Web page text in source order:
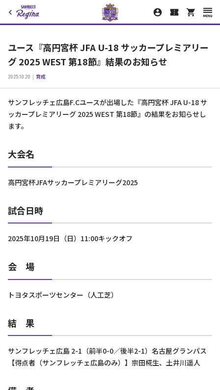
ユース『高円宮杯 JFA U-18 サッカープレミアリー
グ 2025 WEST 第18節』結果のお知らせ
2025.10.20 育成
サンフレッチェ広島F.Cユースが出場した『高円宮杯 JFA U-18 サ
ッカープレミアリーグ 2025 WEST 第18節』の結果をお知らせし
ます。
大会名
高円宮杯JFAサッカープレミアリーグ2025
試合日時
2025年10月19日（日）11:00キックオフ
会 場
トヨタスポーツセンター（人工芝）
結 果
サンフレッチェ広島 2-1（前半0-0／後半2-1）名古屋グランパス
【得点者（サンフレッチェ広島のみ）】宗田椛生、土井川遥人